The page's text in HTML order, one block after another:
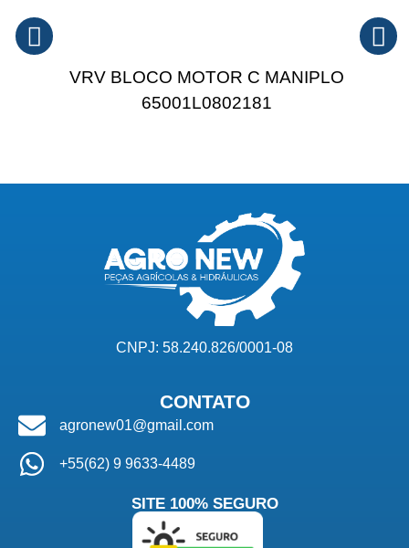
VRV BLOCO MOTOR C MANIPLO
65001L0802181
CNPJ: 58.240.826/0001-08
CONTATO
agronew01@gmail.com
+55(62) 9 9633-4489
SITE 100% SEGURO